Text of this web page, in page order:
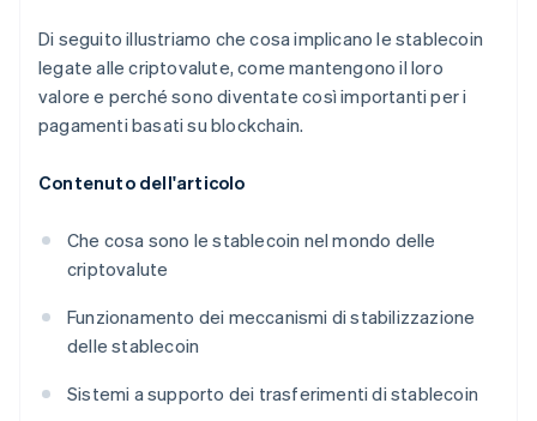
Di seguito illustriamo che cosa implicano le stablecoin
legate alle criptovalute, come mantengono il loro
valore e perché sono diventate così importanti per i
pagamenti basati su blockchain.
Contenuto dell'articolo
Che cosa sono le stablecoin nel mondo delle
criptovalute
Funzionamento dei meccanismi di stabilizzazione
delle stablecoin
Sistemi a supporto dei trasferimenti di stablecoin